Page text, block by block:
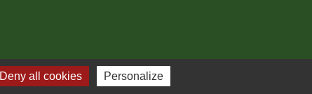
Deny all cookies Personalize